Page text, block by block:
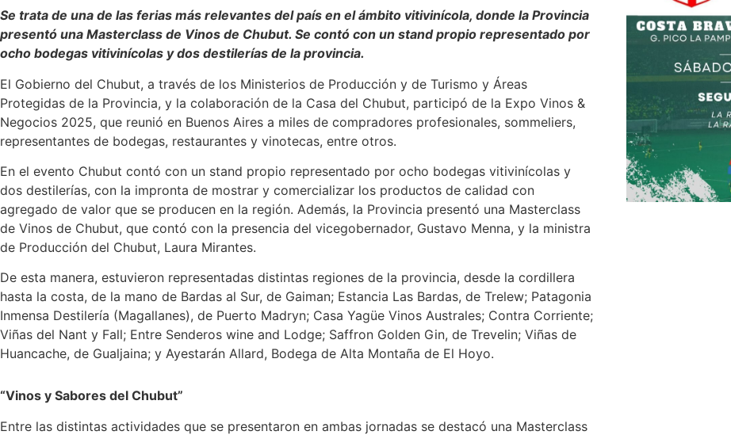
Se trata de una de las ferias más relevantes del país en el ámbito vitivinícola, donde la Provincia
presentó una Masterclass de Vinos de Chubut. Se contó con un stand propio representado por
ocho bodegas vitivinícolas y dos destilerías de la provincia.
El Gobierno del Chubut, a través de los Ministerios de Producción y de Turismo y Áreas
Protegidas de la Provincia, y la colaboración de la Casa del Chubut, participó de la Expo Vinos &
Negocios 2025, que reunió en Buenos Aires a miles de compradores profesionales, sommeliers,
representantes de bodegas, restaurantes y vinotecas, entre otros.
En el evento Chubut contó con un stand propio representado por ocho bodegas vitivinícolas y
dos destilerías, con la impronta de mostrar y comercializar los productos de calidad con
agregado de valor que se producen en la región. Además, la Provincia presentó una Masterclass
de Vinos de Chubut, que contó con la presencia del vicegobernador, Gustavo Menna, y la ministra
de Producción del Chubut, Laura Mirantes.
De esta manera, estuvieron representadas distintas regiones de la provincia, desde la cordillera
hasta la costa, de la mano de Bardas al Sur, de Gaiman; Estancia Las Bardas, de Trelew; Patagonia
Inmensa Destilería (Magallanes), de Puerto Madryn; Casa Yagüe Vinos Australes; Contra Corriente;
Viñas del Nant y Fall; Entre Senderos wine and Lodge; Saffron Golden Gin, de Trevelin; Viñas de
Huancache, de Gualjaina; y Ayestarán Allard, Bodega de Alta Montaña de El Hoyo.
“Vinos y Sabores del Chubut”
Entre las distintas actividades que se presentaron en ambas jornadas se destacó una Masterclass